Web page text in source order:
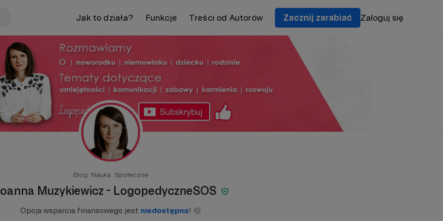
Jak to działa? Funkcje Treści od Autorów Zacznij zarabiać Zaloguj się
Blog Nauka Społeczne
Muzykiewicz - LogopedyczneSOS
Opcja wsparcia finansowego jest niedostępna!